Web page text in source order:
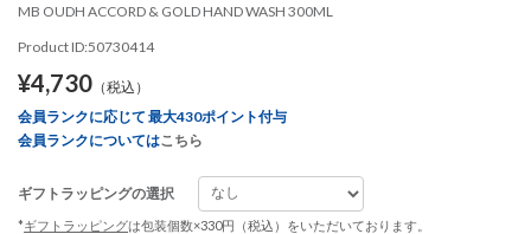
MB OUDH ACCORD & GOLD HAND WASH 300ML
Product ID:50730414
¥4,730 （税込）
会員ランクに応じて 最大430ポイント付与
会員ランクについてはこちら
ギフトラッピングの選択
*ギフトラッピングは包装個数×330円（税込）をいただいております。